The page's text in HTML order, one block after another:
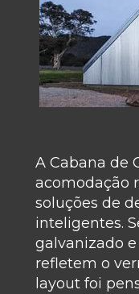
A Cabana de
acomodação
soluções de
inteligentes.
galvanizado
refletem o
layout foi